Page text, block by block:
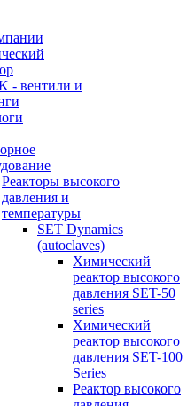
- вентили и
Реакторы высокого
давления и
температуры
SET Dynamics
(autoclaves)
Химический
реактор высокого
давления SET-50
series
Химический
реактор высокого
давления SET-100
Series
Реактор высокого